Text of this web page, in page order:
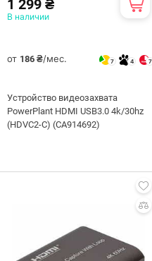
1 299 ₴
В наличии
от 186 ₴/мес. 7 4 7
Устройство видеозахвата
PowerPlant HDMI USB3.0 4k/30hz
(HDVC2-C) (CA914692)